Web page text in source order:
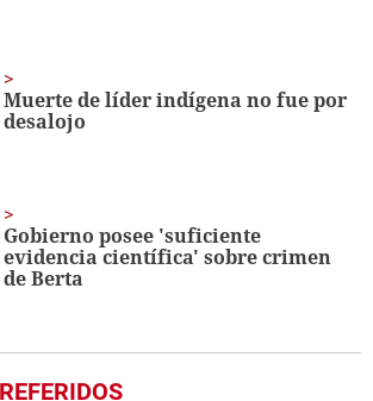
Muerte de líder indígena no fue por
desalojo
Gobierno posee 'suficiente
evidencia científica' sobre crimen
de Berta